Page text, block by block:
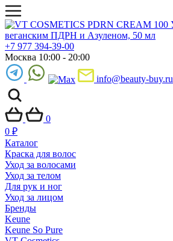
+7 977 394-39-00
Москва 10:00 - 20:00
info@beauty-buy.ru
0
0 ₽
Каталог
Краска для волос
Уход за волосами
Уход за телом
Для рук и ног
Уход за лицом
Бренды
Keune
Keune So Pure